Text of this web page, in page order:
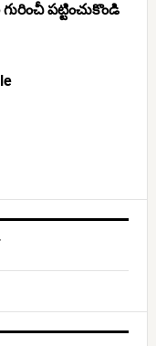
పట్టించుకొండి